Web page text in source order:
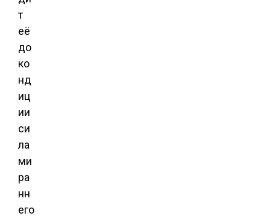
т
её
до
ко
нд
иц
ии
си
ла
ми
ра
нн
его